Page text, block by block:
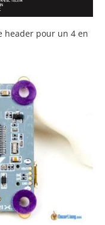
header pour un 4 en